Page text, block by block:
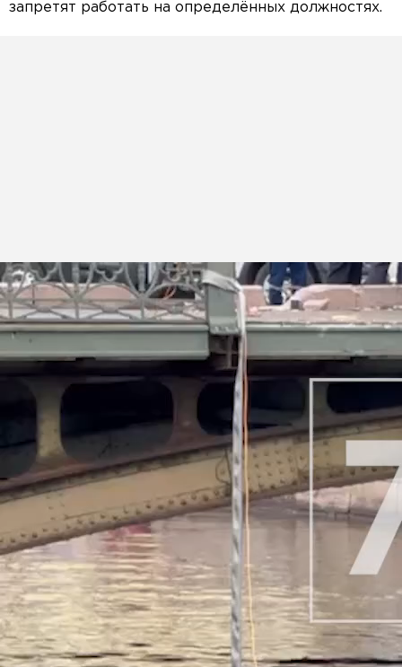
запретят работать на определённых должностях.